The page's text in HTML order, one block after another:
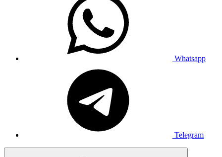
Whatsapp
Telegram